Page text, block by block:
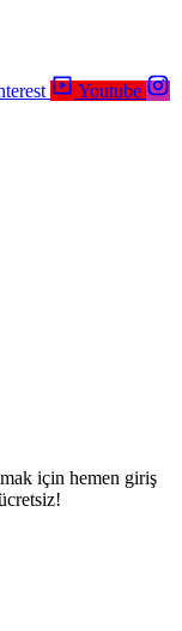
Youtube
için hemen giriş